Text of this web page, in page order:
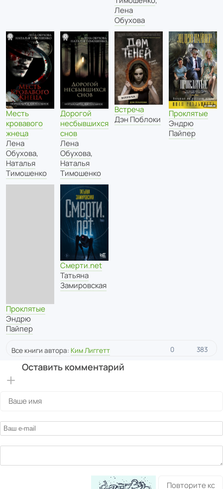
Лена
Обухова
Месть
кровавого
жнеца
Лена
Обухова,
Наталья
Тимошенко
Дорогой
несбывшихся
снов
Лена
Обухова,
Наталья
Тимошенко
Встреча
Дэн Поблоки
Проклятые
Эндрю
Пайпер
Проклятые
Эндрю
Пайпер
Смерти.net
Татьяна
Замировская
Все книги автора: Ким Лиггетт 0 383
Оставить комментарий